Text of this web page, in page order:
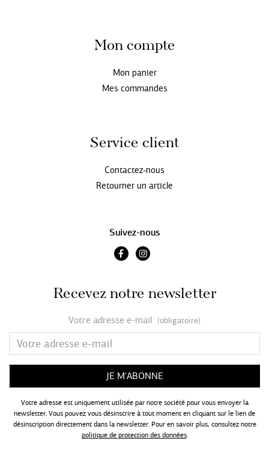
Mon compte
Mon panier
Mes commandes
Service client
Contactez-nous
Retourner un article
Suivez-nous
Recevez notre newsletter
Votre adresse e-mail (obligatoire)
Votre adresse est uniquement utilisée par notre société pour vous envoyer la
newsletter. Vous pouvez vous désinscrire à tout moment en cliquant sur le lien de
désinscription directement dans la newsletter. Pour en savoir plus, consultez notre
politique de protection des données.